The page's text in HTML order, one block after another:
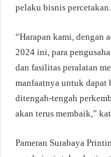
pelaku bisnis percetakan.
“Harapan kami, dengan
2024 ini, para
dan fasilitas peralatan
manfaatnya untuk dapat
ditengah-tengah
akan terus membaik,”
Pameran Surabaya